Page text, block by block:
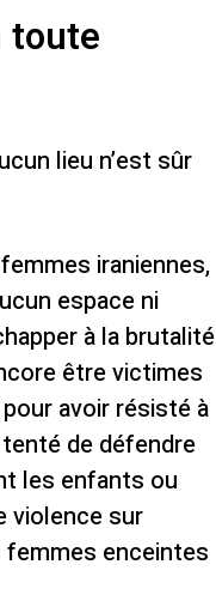
toute
lieu n’est sûr
iraniennes,
espace ni
à la brutalité
être victimes
avoir résisté à
de défendre
les enfants ou
violence sur
enceintes